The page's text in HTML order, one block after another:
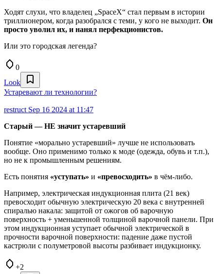
Ходят слухи, что владелец „SpaceX“ стал первым в истории
триллионером, когда разобрался с теми, у кого не выходит. Он
просто уволил их, и нанял перфекционистов.
Или это городская легенда?
0
Look
Устаревают ли технологии?
restruct Sep 16 2024 at 11:47
Старый — НЕ значит устаревший
Понятие «морально устаревший» лучше не использовать
вообще. Оно применимо только к моде (одежда, обувь и т.п.),
но не к промышленным решениям.
Есть понятия «уступать» и «превосходить» в чём-либо.
Например, электрическая индукционная плита (21 век)
превосходит обычную электрическую 20 века с внутренней
спиралью накала: защитой от ожогов об варочную
поверхность + уменьшенной толщиной варочной панели. При
этом индукционная уступает обычной электрической в
прочности варочной поверхности: падение даже пустой
кастрюли с полуметровой высоты разбивает индукционку.
+2